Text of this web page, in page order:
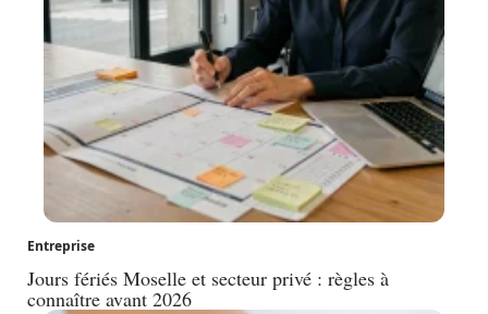
Entreprise
Jours fériés Moselle et secteur privé : règles à
connaître avant 2026